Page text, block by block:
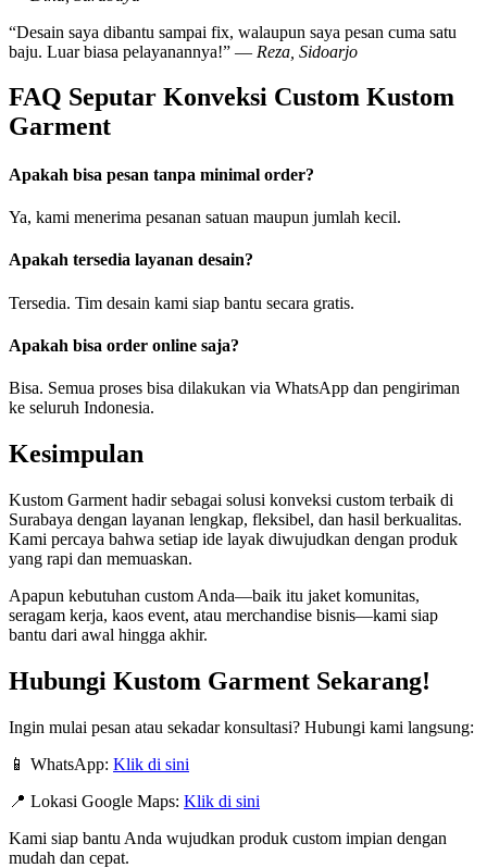
“Desain saya dibantu sampai fix, walaupun saya pesan cuma satu
baju. Luar biasa pelayanannya!” — Reza, Sidoarjo
FAQ Seputar Konveksi Custom Kustom
Garment
Apakah bisa pesan tanpa minimal order?
Ya, kami menerima pesanan satuan maupun jumlah kecil.
Apakah tersedia layanan desain?
Tersedia. Tim desain kami siap bantu secara gratis.
Apakah bisa order online saja?
Bisa. Semua proses bisa dilakukan via WhatsApp dan pengiriman
ke seluruh Indonesia.
Kesimpulan
Kustom Garment hadir sebagai solusi konveksi custom terbaik di
Surabaya dengan layanan lengkap, fleksibel, dan hasil berkualitas.
Kami percaya bahwa setiap ide layak diwujudkan dengan produk
yang rapi dan memuaskan.
Apapun kebutuhan custom Anda—baik itu jaket komunitas,
seragam kerja, kaos event, atau merchandise bisnis—kami siap
bantu dari awal hingga akhir.
Hubungi Kustom Garment Sekarang!
Ingin mulai pesan atau sekadar konsultasi? Hubungi kami langsung:
📱 WhatsApp: Klik di sini
📍 Lokasi Google Maps: Klik di sini
Kami siap bantu Anda wujudkan produk custom impian dengan
mudah dan cepat.